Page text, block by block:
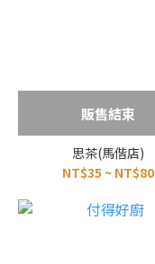
販售結束
思茶(馬偕店)
NT$35 ~ NT$80